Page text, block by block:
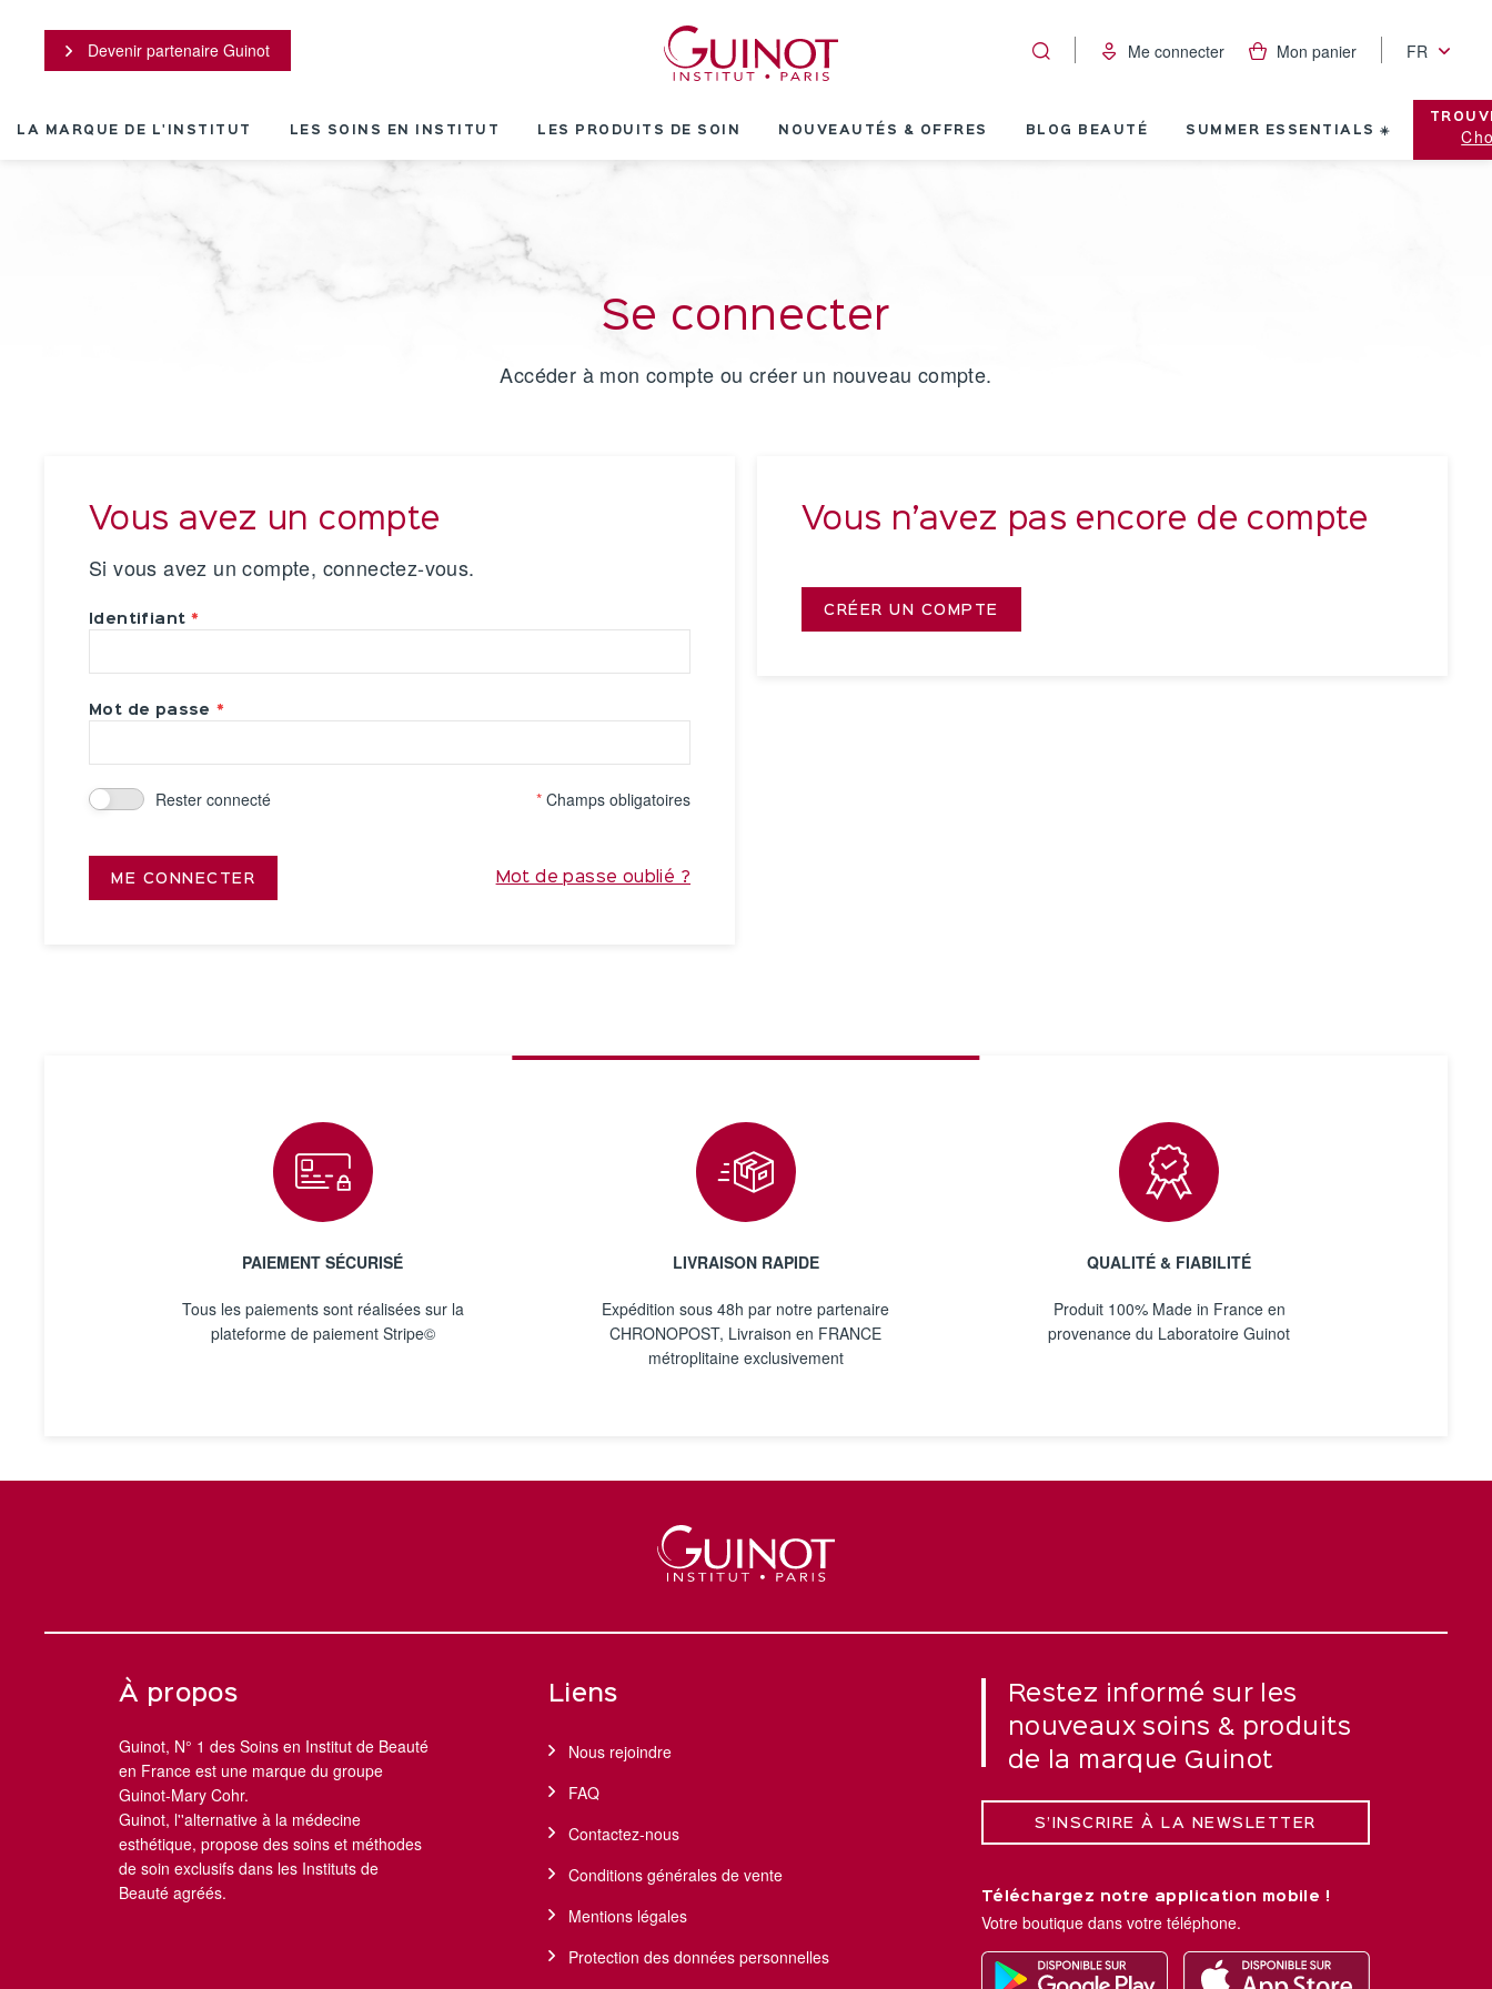
Devenir partenaire Guinot Me connecter Mon panier FR
LA MARQUE DE L'INSTITUT LES SOINS EN INSTITUT LES PRODUITS DE SOIN NOUVEAUTÉS & OFFRES BLOG BEAUTÉ SUMMER ESSENTIALS ☀️
Se connecter
Accéder à mon compte ou créer un nouveau compte.
Vous avez un compte
Si vous avez un compte, connectez-vous.
Identifiant
Mot de passe
Rester connecté * Champs obligatoires
ME CONNECTER Mot de passe oublié ?
Vous n’avez pas encore de compte
CRÉER UN COMPTE
PAIEMENT SÉCURISÉ
Tous les paiements sont réalisées sur la
plateforme de paiement Stripe©
LIVRAISON RAPIDE
Expédition sous 48h par notre partenaire
CHRONOPOST, Livraison en FRANCE
métroplitaine exclusivement
QUALITÉ & FIABILITÉ
Produit 100% Made in France en
provenance du Laboratoire Guinot
À propos
Guinot, N° 1 des Soins en Institut de Beauté
en France est une marque du groupe
Guinot-Mary Cohr.
Guinot, l''alternative à la médecine
esthétique, propose des soins et méthodes
de soin exclusifs dans les Instituts de
Beauté agréés.
Liens
Nous rejoindre
FAQ
Contactez-nous
Conditions générales de vente
Mentions légales
Protection des données personnelles
Restez informé sur les
nouveaux soins & produits
de la marque Guinot
S’INSCRIRE À LA NEWSLETTER
Téléchargez notre application mobile !
Votre boutique dans votre téléphone.